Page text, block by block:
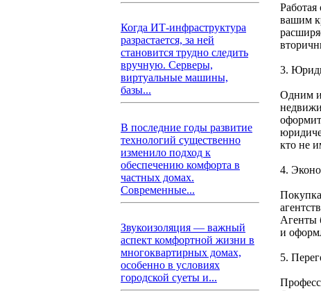
Когда ИТ-инфраструктура
разрастается, за ней
становится трудно следить
вручную. Серверы,
виртуальные машины,
базы...
В последние годы развитие
технологий существенно
изменило подход к
обеспечению комфорта в
частных домах.
Современные...
Звукоизоляция — важный
аспект комфортной жизни в
многоквартирных домах,
особенно в условиях
городской суеты и...
Работая
вашим
3.
Одним
кто не
4.
Агенты
и
5.